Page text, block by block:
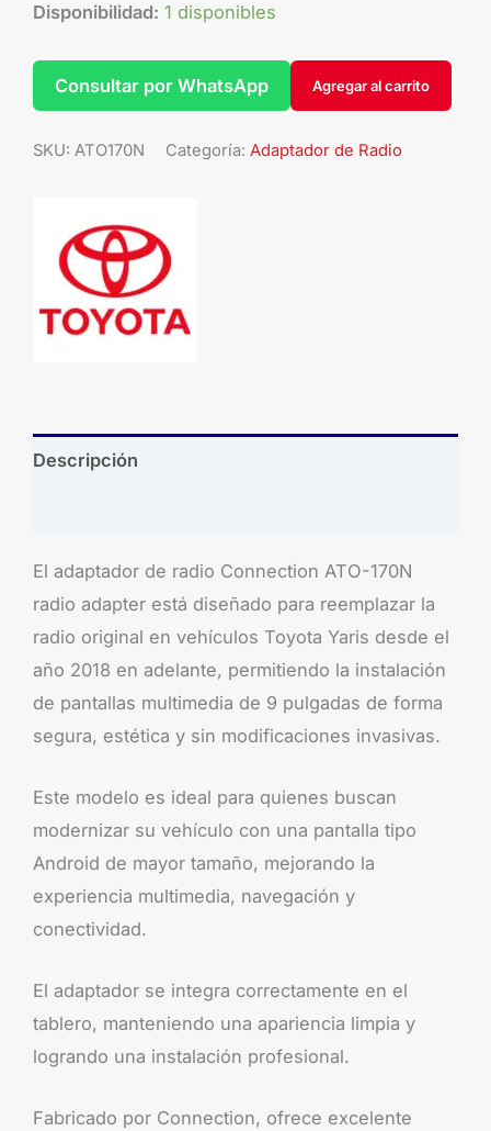
Disponibilidad: 1 disponibles
Agregar al carrito
Consultar por WhatsApp
SKU: ATO170N Categoría: Adaptador de Radio
Descripción
El adaptador de radio Connection ATO-170N
radio adapter está diseñado para reemplazar la
radio original en vehículos Toyota Yaris desde el
año 2018 en adelante, permitiendo la instalación
de pantallas multimedia de 9 pulgadas de forma
segura, estética y sin modificaciones invasivas.
Este modelo es ideal para quienes buscan
modernizar su vehículo con una pantalla tipo
Android de mayor tamaño, mejorando la
experiencia multimedia, navegación y
conectividad.
El adaptador se integra correctamente en el
tablero, manteniendo una apariencia limpia y
logrando una instalación profesional.
Fabricado por Connection, ofrece excelente